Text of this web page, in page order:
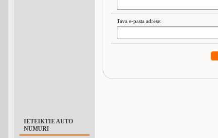
IETEIKTIE AUTO
NUMURI
Tava e-pasta adrese: